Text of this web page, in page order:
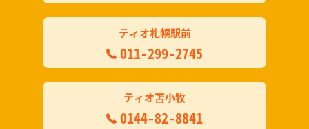
ティオ札幌駅前
011-299-2745
ティオ苫小牧
0144-82-8841